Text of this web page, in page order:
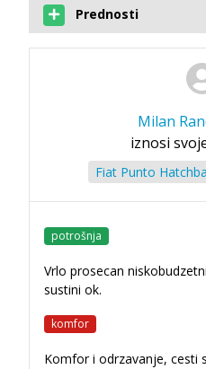
Prednosti
Milan
iznosi
Fiat Punto
potrošnja
Vrlo prosecan
sustini ok.
komfor
Komfor i odrzavanje, cesti